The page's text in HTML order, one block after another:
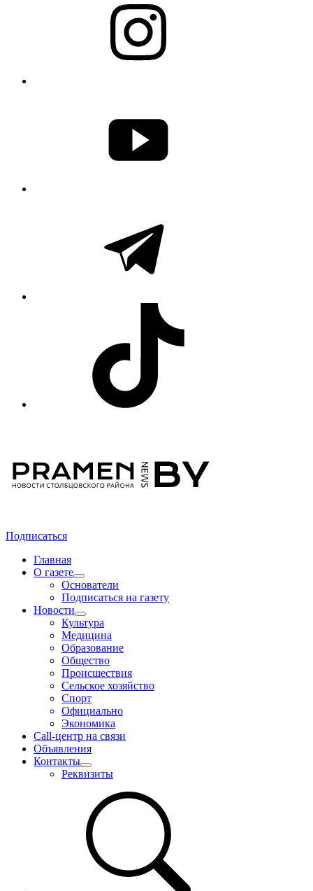
Подписаться
Главная
О газете
Основатели
Подписаться на газету
Новости
Культура
Медицина
Образование
Общество
Происшествия
Сельское хозяйство
Спорт
Официально
Экономика
Call-центр на связи
Объявления
Контакты
Реквизиты